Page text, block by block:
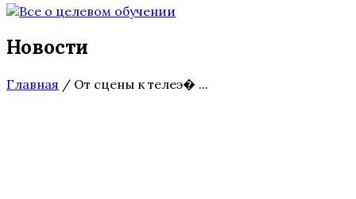
Новости
Главная / От сцены к телеэ� ...